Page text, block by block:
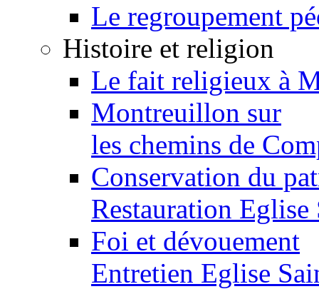
Le regroupement
Histoire et religion
Le fait religieux à
Montreuillon sur
les chemins de
Conservation du
Restauration Eglise
Foi et dévouement
Entretien Eglise